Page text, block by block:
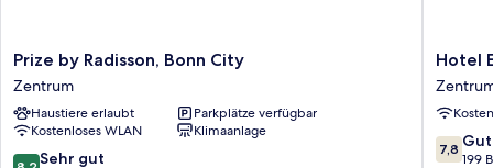
Conditioned
Prize
by
Radisson,
Bonn
City
Zentrum
Prize by Radisson, Bonn City
Zentrum
Haustiere erlaubt
Parkplätze verfügbar
Kostenloses WLAN
Klimaanlage
8.2 Sehr gut
Hotel
Europa
Hotel
7.8
von
7,8 Gut
199